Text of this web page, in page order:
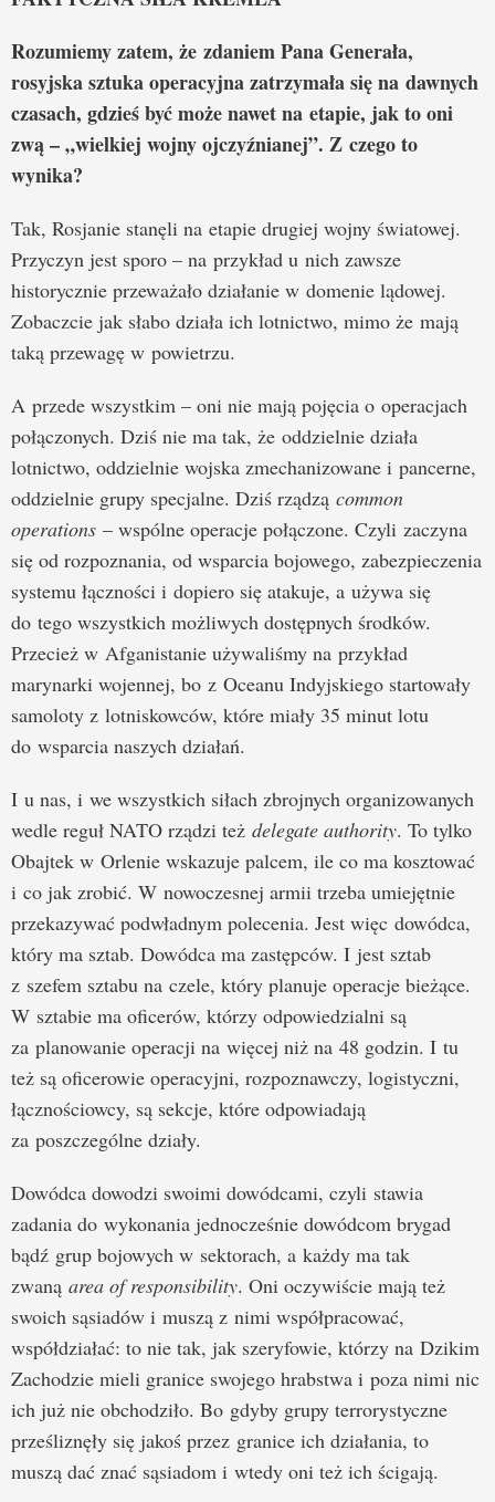
Rozumiemy zatem, że zdaniem Pana Generała,
rosyjska sztuka operacyjna zatrzymała się na dawnych
czasach, gdzieś być może nawet na etapie, jak to oni
zwą – „wielkiej wojny ojczyźnianej”. Z czego to
wynika?
Tak, Rosjanie stanęli na etapie drugiej wojny światowej.
Przyczyn jest sporo – na przykład u nich zawsze
historycznie przeważało działanie w domenie lądowej.
Zobaczcie jak słabo działa ich lotnictwo, mimo że mają
taką przewagę w powietrzu.
A przede wszystkim – oni nie mają pojęcia o operacjach
połączonych. Dziś nie ma tak, że oddzielnie działa
lotnictwo, oddzielnie wojska zmechanizowane i pancerne,
oddzielnie grupy specjalne. Dziś rządzą common
operations – wspólne operacje połączone. Czyli zaczyna
się od rozpoznania, od wsparcia bojowego, zabezpieczenia
systemu łączności i dopiero się atakuje, a używa się
do tego wszystkich możliwych dostępnych środków.
Przecież w Afganistanie używaliśmy na przykład
marynarki wojennej, bo z Oceanu Indyjskiego startowały
samoloty z lotniskowców, które miały 35 minut lotu
do wsparcia naszych działań.
I u nas, i we wszystkich siłach zbrojnych organizowanych
wedle reguł NATO rządzi też delegate authority. To tylko
Obajtek w Orlenie wskazuje palcem, ile co ma kosztować
i co jak zrobić. W nowoczesnej armii trzeba umiejętnie
przekazywać podwładnym polecenia. Jest więc dowódca,
który ma sztab. Dowódca ma zastępców. I jest sztab
z szefem sztabu na czele, który planuje operacje bieżące.
W sztabie ma oficerów, którzy odpowiedzialni są
za planowanie operacji na więcej niż na 48 godzin. I tu
też są oficerowie operacyjni, rozpoznawczy, logistyczni,
łącznościowcy, są sekcje, które odpowiadają
za poszczególne działy.
Dowódca dowodzi swoimi dowódcami, czyli stawia
zadania do wykonania jednocześnie dowódcom brygad
bądź grup bojowych w sektorach, a każdy ma tak
zwaną area of responsibility. Oni oczywiście mają też
swoich sąsiadów i muszą z nimi współpracować,
współdziałać: to nie tak, jak szeryfowie, którzy na Dzikim
Zachodzie mieli granice swojego hrabstwa i poza nimi nic
ich już nie obchodziło. Bo gdyby grupy terrorystyczne
prześliznęły się jakoś przez granice ich działania, to
muszą dać znać sąsiadom i wtedy oni też ich ścigają.